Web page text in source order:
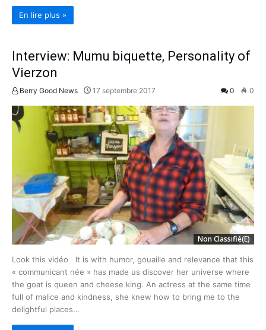
En lire plus »
Interview: Mumu biquette, Personality of
Vierzon
Berry Good News 17 septembre 2017 0 0
Non Classifié(e)
Look this vidéo It is with humor, gouaille and relevance that this
« communicant née » has made us discover her universe where
the goat is queen and cheese king. An actress at the same time
full of malice and kindness, she knew how to bring me to the
delightful places…